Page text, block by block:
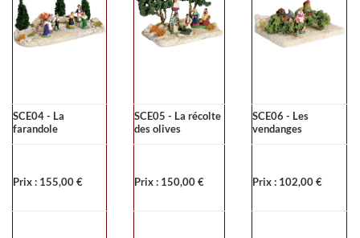
SCE04 - La
farandole
Prix : 155,00 €
SCE05 - La récolte
des olives
Prix : 150,00 €
SCE06 - Les
vendanges
Prix : 102,00 €